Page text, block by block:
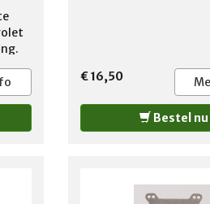
€ 16,50
Bestel nu